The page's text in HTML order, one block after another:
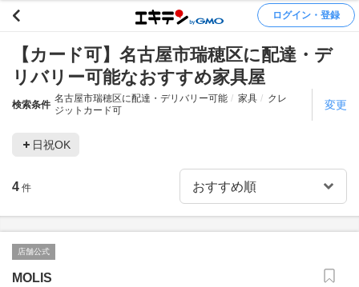
ログイン・登録
【カード可】名古屋市瑞穂区に配達・デ
リバリー可能なおすすめ家具屋
検索条件
名古屋市瑞穂区に配達・デリバリー可能 家具
クレ
ジットカード可
変更
日祝OK
4 件
店舗公式
MOLIS